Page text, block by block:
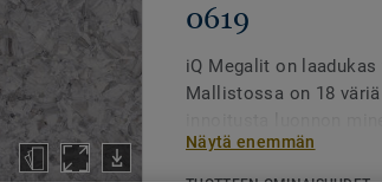
0619
iQ Megalit on
Mallistossa on 18
kuten kuparista ja
Näytä enemmän